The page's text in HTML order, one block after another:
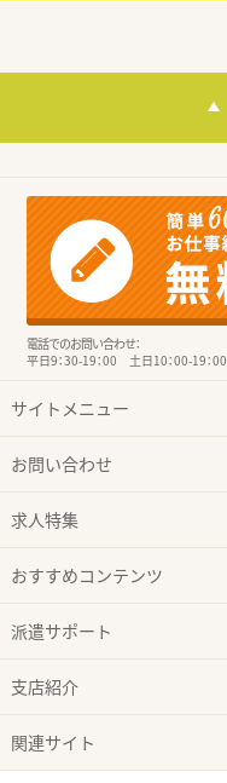
電話でのお問い合わせ：
平日9：30-19：00 土日10：00-19：00
サイトメニュー
お問い合わせ
求人特集
おすすめコンテンツ
派遣サポート
支店紹介
関連サイト